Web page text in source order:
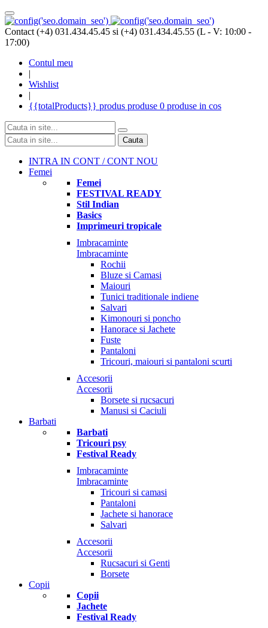
Contact (+4) 031.434.45.45 si (+4) 031.434.45.55 (L - V: 10:00 -
17:00)
Contul meu
|
Wishlist
|
{{totalProducts}} produs produse 0 produse in cos
Cauta
INTRA IN CONT / CONT NOU
Femei
Femei
FESTIVAL READY
Stil Indian
Basics
Imprimeuri tropicale
Imbracaminte
Imbracaminte
Rochii
Bluze si Camasi
Maiouri
Tunici traditionale indiene
Salvari
Kimonouri si poncho
Hanorace si Jachete
Fuste
Pantaloni
Tricouri, maiouri si pantaloni scurti
Accesorii
Accesorii
Borsete si rucsacuri
Manusi si Caciuli
Barbati
Barbati
Tricouri psy
Festival Ready
Imbracaminte
Imbracaminte
Tricouri si camasi
Pantaloni
Jachete si hanorace
Salvari
Accesorii
Accesorii
Rucsacuri si Genti
Borsete
Copii
Copii
Jachete
Festival Ready